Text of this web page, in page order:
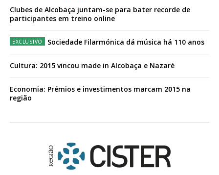
Clubes de Alcobaça juntam-se para bater recorde de
participantes em treino online
Sociedade Filarmónica dá música há 110 anos
Cultura: 2015 vincou made in Alcobaça e Nazaré
Economia: Prémios e investimentos marcam 2015 na
região